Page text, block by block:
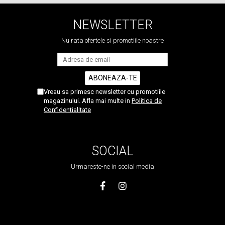
NEWSLETTER
Nu rata ofertele si promotiile noastre
Vreau sa primesc newsletter cu promotiile
magazinului. Afla mai multe in Politica de
Confidentialitate
SOCIAL
Urmareste-ne in social media